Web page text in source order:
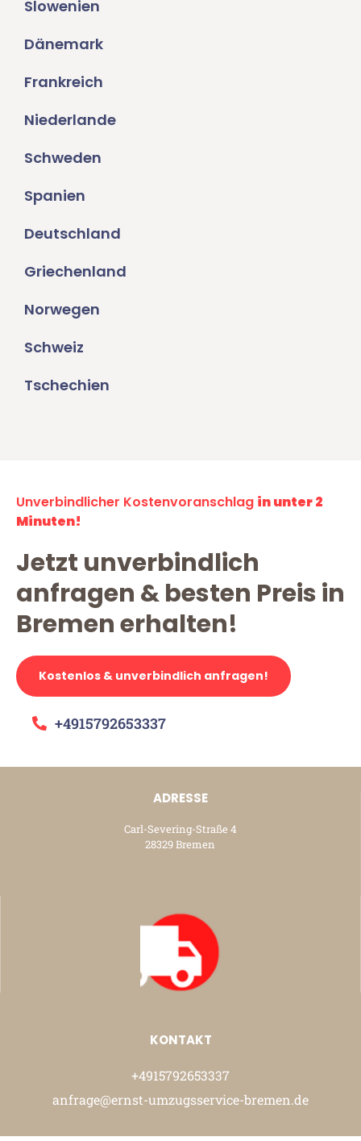
Slowenien
Dänemark
Frankreich
Niederlande
Schweden
Spanien
Deutschland
Griechenland
Norwegen
Schweiz
Tschechien
Unverbindlicher Kostenvoranschlag in unter 2
Minuten!
Jetzt unverbindlich
anfragen & besten Preis in
Bremen erhalten!
Kostenlos & unverbindlich anfragen!
+4915792653337
ADRESSE
Carl-Severing-Straße 4
28329 Bremen
KONTAKT
+4915792653337
anfrage@ernst-umzugsservice-bremen.de